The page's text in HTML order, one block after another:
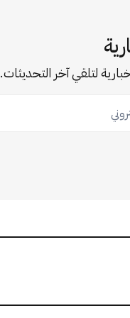
لتلقي آخر التحديثات.